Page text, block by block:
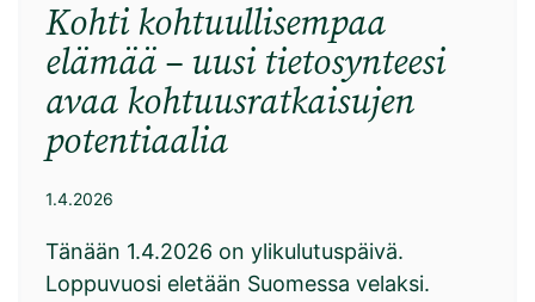
Kohti kohtuullisempaa
elämää – uusi tietosynteesi
avaa kohtuusratkaisujen
potentiaalia
1.4.2026
Tänään 1.4.2026 on ylikulutuspäivä.
Loppuvuosi eletään Suomessa velaksi.